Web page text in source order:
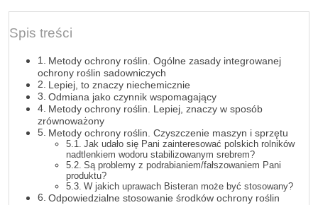
Spis treści
Metody ochrony roślin. Ogólne zasady integrowanej
ochrony roślin sadowniczych
Lepiej, to znaczy niechemicznie
Odmiana jako czynnik wspomagający
Metody ochrony roślin. Lepiej, znaczy w sposób
zrównoważony
Metody ochrony roślin. Czyszczenie maszyn i sprzętu
Jak udało się Pani zainteresować polskich rolników
nadtlenkiem wodoru stabilizowanym srebrem?
Są problemy z podrabianiem/fałszowaniem Pani
produktu?
W jakich uprawach Bisteran może być stosowany?
Odpowiedzialne stosowanie środków ochrony roślin